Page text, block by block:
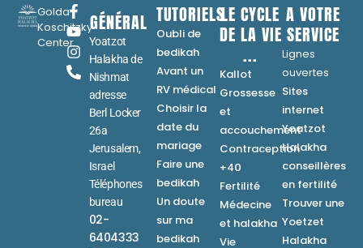
Golda
Koschitzky
Center
GÉNÉRAL
Yoatzot
Halakha de
Nishmat
adresse
Berl Locker
26a
Jerusalem,
Israel
Téléphones
bureau
02-
6404333
TUTORIELS
Oubli de
bedikah
Avant un
RV médical
Choisir la
date du
mariage
Faire une
bedikah
Un doute
sur ma
bedikah
LE CYCLE
DE LA VIE
...
Kallot
Grossesse
et
accouchement
Contraception
+40
Fertilité
Médecine
et halakha
Vie
A VOTRE
SERVICE
Lignes
ouvertes
Sites
internet
Yoatzot
Halakha
conseillères
en fertilité
Trouver une
Yoetzet
Halakha